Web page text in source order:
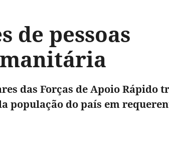
de pessoas
das Forças de Apoio Rápido
população do país em